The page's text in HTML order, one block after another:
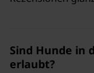
Sind Hunde in
erlaubt?